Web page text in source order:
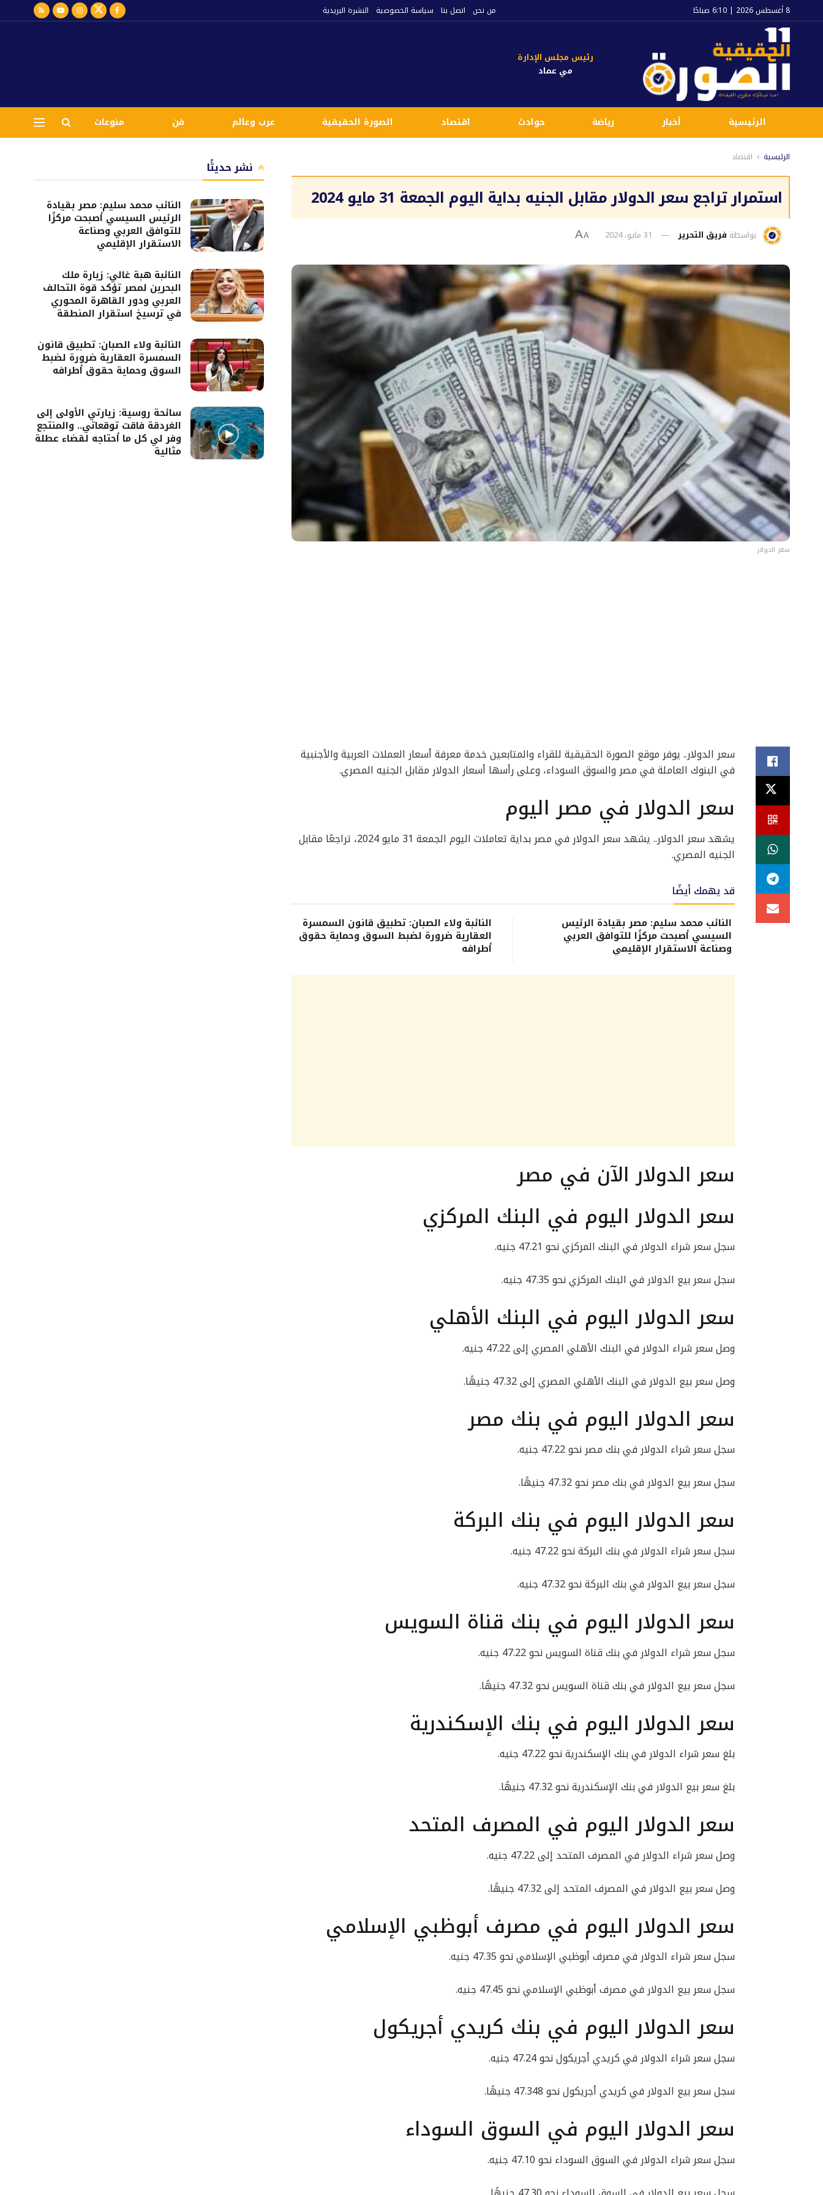
8 أغسطس 2026 | 6:10 صباحًا من نحن اتصل بنا سياسة الخصوصية النشرة البريدية
رئيس مجلس الإدارة
مي عماد
الرئيسية أخبار رياضة حوادث اقتصاد الصورة الحقيقية عرب وعالم فن منوعات
الرئيسية اقتصاد
استمرار تراجع سعر الدولار مقابل الجنيه بداية اليوم الجمعة 31 مايو 2024
بواسطة فريق التحرير 31 مايو، 2024 A
A
سعر الدولار
سعر الدولار.. يوفر موقع الصورة الحقيقية للقراء والمتابعين خدمة معرفة أسعار العملات العربية والأجنبية
في البنوك العاملة في مصر والسوق السوداء، وعلى رأسها أسعار الدولار مقابل الجنيه المصري.
سعر الدولار في مصر اليوم
يشهد سعر الدولار.. يشهد سعر الدولار في مصر بداية تعاملات اليوم الجمعة 31 مايو 2024، تراجعًا مقابل
الجنيه المصري.
قد يهمك أيضًا
النائب محمد سليم: مصر بقيادة الرئيس
السيسي أصبحت مركزًا للتوافق العربي
وصناعة الاستقرار الإقليمي
النائبة ولاء الصبان: تطبيق قانون السمسرة
العقارية ضرورة لضبط السوق وحماية حقوق
أطرافه
سعر الدولار الآن في مصر
سعر الدولار اليوم في البنك المركزي
سجل سعر شراء الدولار في البنك المركزي نحو 47.21 جنيه.
سجل سعر بيع الدولار في البنك المركزي نحو 47.35 جنيه.
سعر الدولار اليوم في البنك الأهلي
وصل سعر شراء الدولار في البنك الأهلي المصري إلى 47.22 جنيه.
وصل سعر بيع الدولار في البنك الأهلي المصري إلى 47.32 جنيهًا.
سعر الدولار اليوم في بنك مصر
سجل سعر شراء الدولار في بنك مصر نحو 47.22 جنيه.
سجل سعر بيع الدولار في بنك مصر نحو 47.32 جنيهًا.
سعر الدولار اليوم في بنك البركة
سجل سعر شراء الدولار في بنك البركة نحو 47.22 جنيه.
سجل سعر بيع الدولار في بنك البركة نحو 47.32 جنيه.
سعر الدولار اليوم في بنك قناة السويس
سجل سعر شراء الدولار في بنك قناة السويس نحو 47.22 جنيه.
سجل سعر بيع الدولار في بنك قناة السويس نحو 47.32 جنيهًا.
سعر الدولار اليوم في بنك الإسكندرية
بلغ سعر شراء الدولار في بنك الإسكندرية نحو 47.22 جنيه.
بلغ سعر بيع الدولار في بنك الإسكندرية نحو 47.32 جنيهًا.
سعر الدولار اليوم في المصرف المتحد
وصل سعر شراء الدولار في المصرف المتحد إلى 47.22 جنيه.
وصل سعر بيع الدولار في المصرف المتحد إلى 47.32 جنيهًا.
سعر الدولار اليوم في مصرف أبوظبي الإسلامي
سجل سعر شراء الدولار في مصرف أبوظبي الإسلامي نحو 47.35 جنيه.
سجل سعر بيع الدولار في مصرف أبوظبي الإسلامي نحو 47.45 جنيه.
سعر الدولار اليوم في بنك كريدي أجريكول
سجل سعر شراء الدولار في كريدي أجريكول نحو 47.24 جنيه.
سجل سعر بيع الدولار في كريدي أجريكول نحو 47.348 جنيهًا.
سعر الدولار اليوم في السوق السوداء
سجل سعر شراء الدولار في السوق السوداء نحو 47.10 جنيه.
نشر حديثًا
النائب محمد سليم: مصر بقيادة
الرئيس السيسي أصبحت مركزًا
للتوافق العربي وصناعة
الاستقرار الإقليمي
النائبة هبة غالي: زيارة ملك
البحرين لمصر تؤكد قوة التحالف
العربي ودور القاهرة المحوري
في ترسيخ استقرار المنطقة
النائبة ولاء الصبان: تطبيق قانون
السمسرة العقارية ضرورة لضبط
السوق وحماية حقوق أطرافه
سائحة روسية: زيارتي الأولى إلى
الغردقة فاقت توقعاتي.. والمنتجع
وفر لي كل ما أحتاجه لقضاء عطلة
مثالية